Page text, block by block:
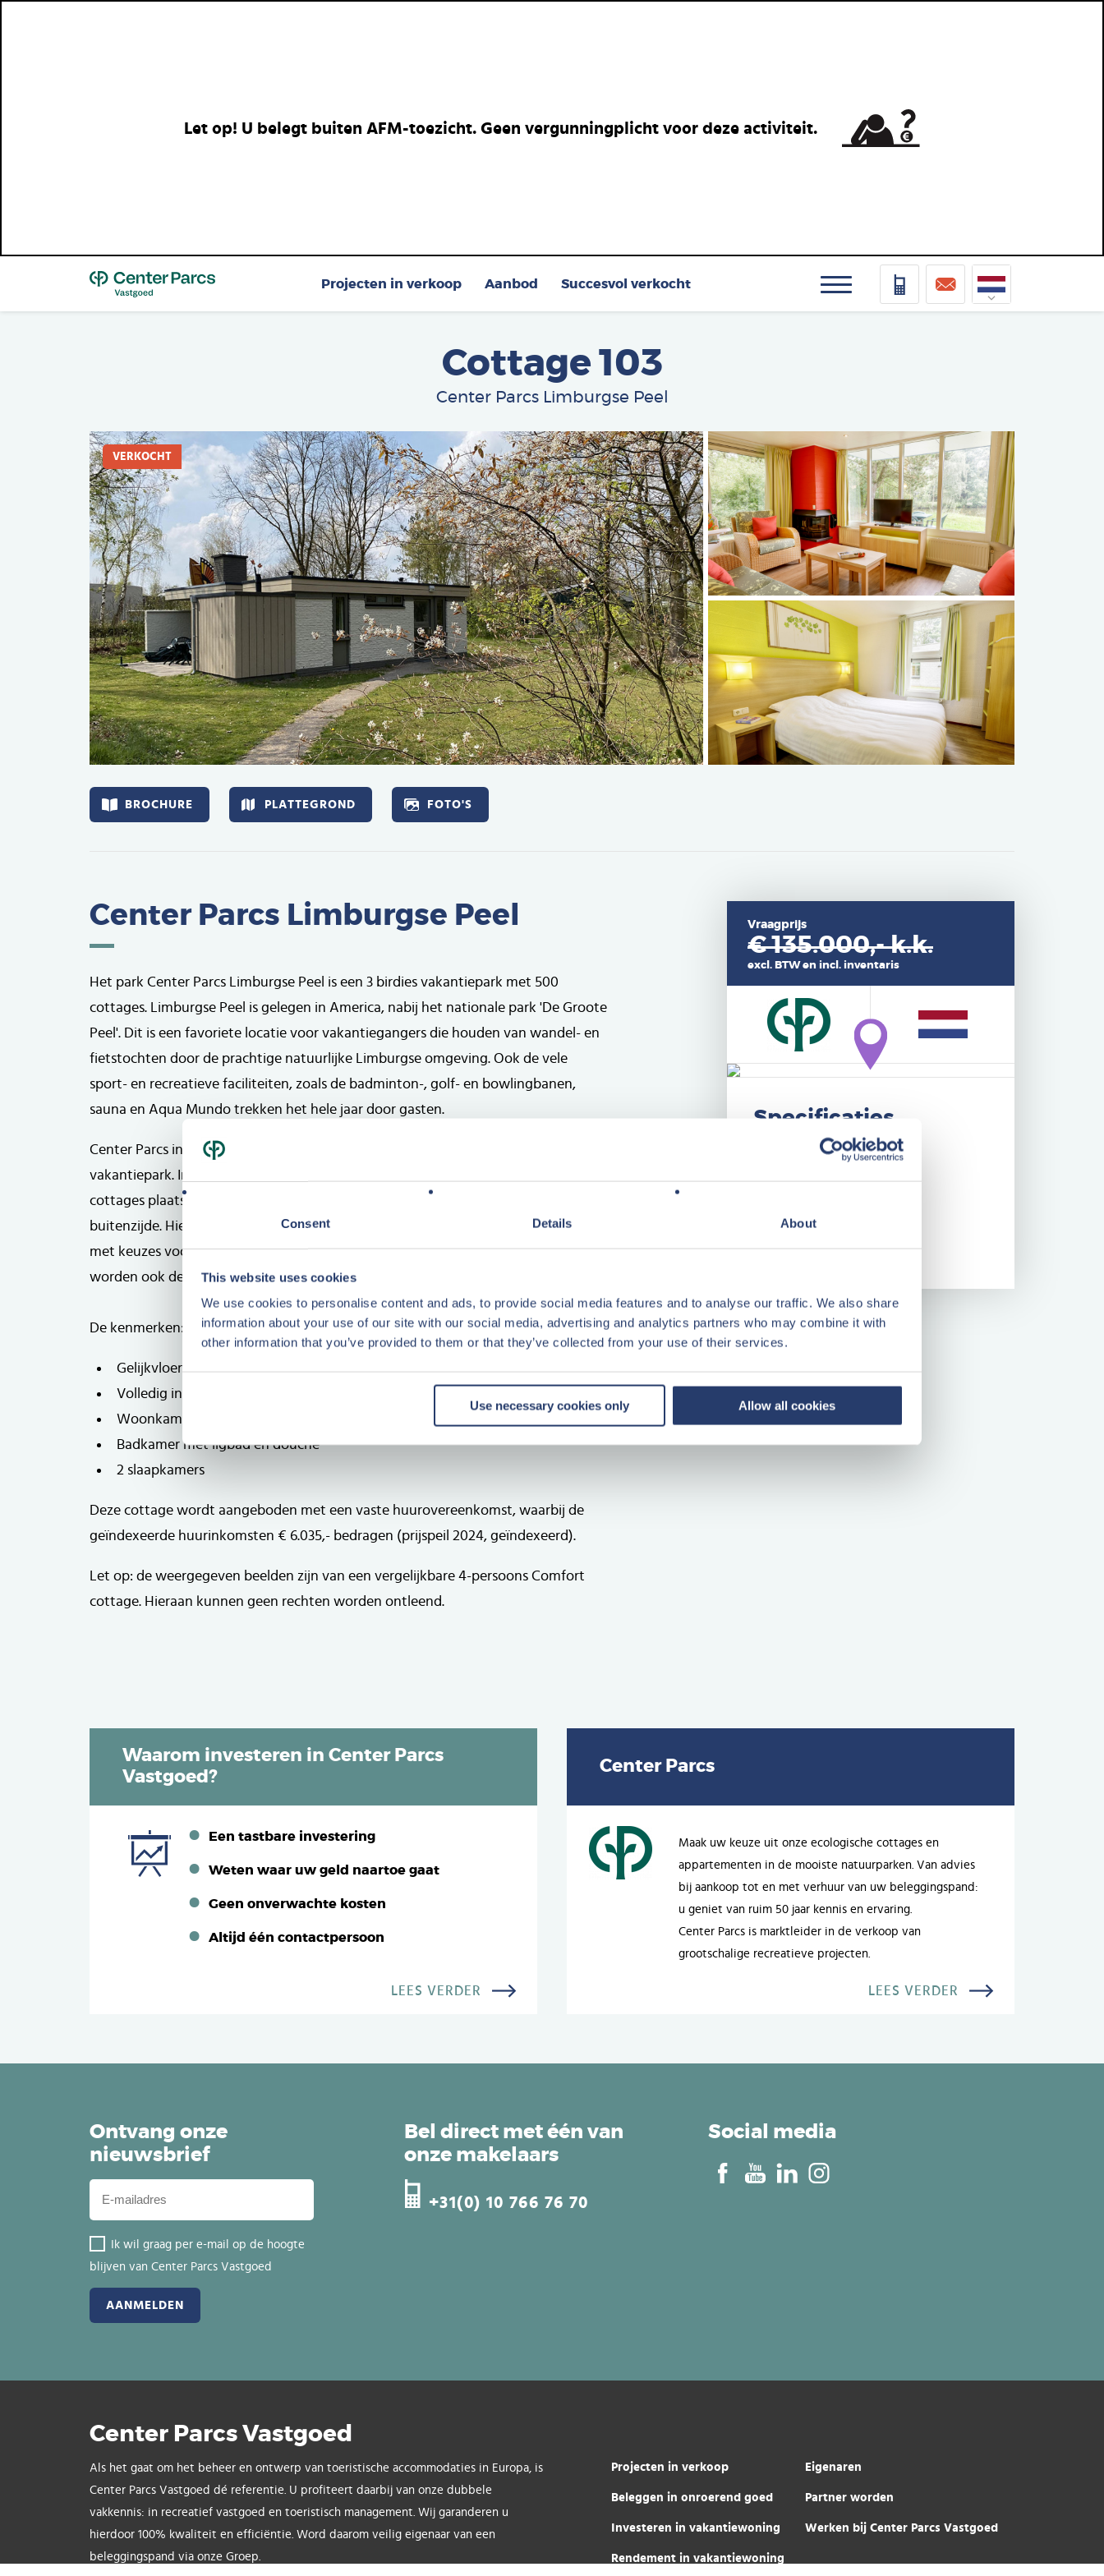
Consent Details About
This website uses cookies
We use cookies to personalise content and ads, to provide social media features and to analyse our traffic. We also share
information about your use of our site with our social media, advertising and analytics partners who may combine it with
other information that you’ve provided to them or that they’ve collected from your use of their services.
Use necessary cookies only Allow all cookies
Let op! U belegt buiten AFM-toezicht. Geen vergunningplicht voor deze activiteit.
Top
Projecten in verkoop Aanbod Succesvol verkocht
Vlaams
Cottage 103
Center Parcs Limburgse Peel
VERKOCHT
Afbeelding
Afbeelding
BROCHURE PLATTEGROND
Plattegrond
Plattegrond
FOTO'S
Center Parcs Limburgse Peel
Het park Center Parcs Limburgse Peel is een 3 birdies vakantiepark met 500
cottages. Limburgse Peel is gelegen in America, nabij het nationale park 'De Groote
Peel'. Dit is een favoriete locatie voor vakantiegangers die houden van wandel- en
fietstochten door de prachtige natuurlijke Limburgse omgeving. Ook de vele
sport- en recreatieve faciliteiten, zoals de badminton-, golf- en bowlingbanen,
sauna en Aqua Mundo trekken het hele jaar door gasten.
Center Parcs investeert ruim 12 miljoen euro in de refurbishment van het gehele
vakantiepark. In 2017 heeft reeds een vernieuwing van de binnenzijde van de
cottages plaatsgevonden en in januari 2022 is gestart met de make-over van de
buitenzijde. Hierbij sluit Center Parcs aan bij de laatste trends op toeristisch gebied
met keuzes voor meer comfort, luxe en duurzaamheid. Naast de accommodaties
worden ook de centrale faciliteiten en groenvoorziening op het park vernieuwd.
De kenmerken:
Gelijkvloerse 4-persoons Comfort cottage
Volledig ingericht en van alle gemakken voorzien
Woonkamer met open keuken
Badkamer met ligbad en douche
2 slaapkamers
Deze cottage wordt aangeboden met een vaste huurovereenkomst, waarbij de
geïndexeerde huurinkomsten € 6.035,- bedragen (prijspeil 2024, geïndexeerd).
Let op: de weergegeven beelden zijn van een vergelijkbare 4-persoons Comfort
cottage. Hieraan kunnen geen rechten worden ontleend.
Vraagprijs
€ 135.000,-k.k.
excl. BTW en incl. inventaris
Specificaties
1991
Kavelopp.
Kamers
3
Waarom investeren in Center Parcs
Vastgoed?
Een tastbare investering
Weten waar uw geld naartoe gaat
Geen onverwachte kosten
Altijd één contactpersoon
LEES VERDER
Center Parcs
Maak uw keuze uit onze ecologische cottages en
appartementen in de mooiste natuurparken. Van advies
bij aankoop tot en met verhuur van uw beleggingspand:
u geniet van ruim 50 jaar kennis en ervaring.
Center Parcs is marktleider in de verkoop van
grootschalige recreatieve projecten.
LEES VERDER
Ontvang onze
nieuwsbrief
Ik wil graag per e-mail op de hoogte
blijven van Center Parcs Vastgoed
Bel direct met één van
onze makelaars
+31(0) 10 766 76 70
Social media
Center Parcs Vastgoed
Als het gaat om het beheer en ontwerp van toeristische accommodaties in Europa, is
Center Parcs Vastgoed dé referentie. U profiteert daarbij van onze dubbele
vakkennis: in recreatief vastgoed en toeristisch management. Wij garanderen u
hierdoor 100% kwaliteit en efficiëntie. Word daarom veilig eigenaar van een
beleggingspand via onze Groep.
Projecten in verkoop
Beleggen in onroerend goed
Investeren in vakantiewoning
Rendement in vakantiewoning
Eigenaren
Partner worden
Werken bij Center Parcs Vastgoed